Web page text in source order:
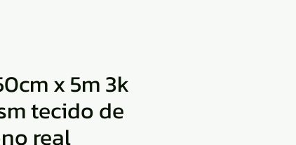
x 5m 3k
tecido de
real